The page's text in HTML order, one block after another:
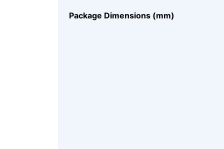
Package Dimensions (mm)